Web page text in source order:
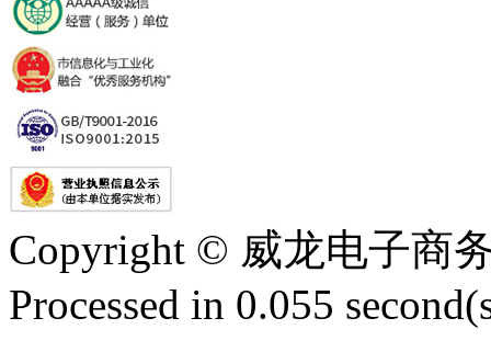
Copyright © 威龙电子商
Processed in 0.055